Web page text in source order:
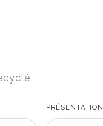
PRÉSENTATION